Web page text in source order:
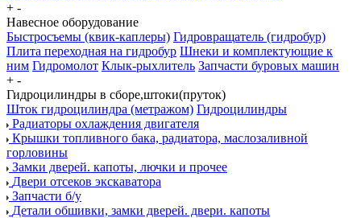
+ -
Навесное оборудование
Быстросъемы (квик-каплеры) Гидровращатель (гидробур)
Плита переходная на гидробур Шнеки и комплектующие к
ним Гидромолот Клык-рыхлитель Запчасти буровых машин
+ -
Гидроцилиндры в сборе,штоки(пруток)
Шток гидроцилиндра (метражом) Гидроцилиндры
Радиаторы охлаждения двигателя
Крышки топливного бака, радиатора, маслозаливной
горловины
Замки дверей. капоты, лючки и прочее
Двери отсеков экскаватора
Запчасти б/у
Детали обшивки, замки дверей. двери. капоты